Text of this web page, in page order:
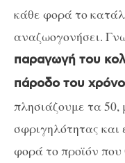
κάθε φορά το
αναζωογονήσει.
παραγωγή του
πάροδο του
πλησιάζουμε τα
σφριγηλότητας
φορά το προϊόν